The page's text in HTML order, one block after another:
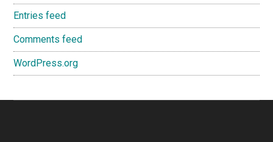
Entries feed
Comments feed
WordPress.org